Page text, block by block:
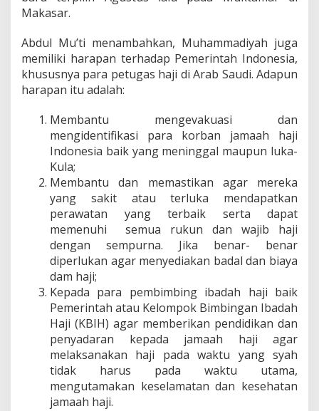
t
B
e
r
a
C
t
a
Makasar.
Abdul Mu’ti menambahkan, Muhammadiyah juga
memiliki harapan terhadap Pemerintah Indonesia,
khususnya para petugas haji di Arab Saudi. Adapun
harapan itu adalah:
Membantu mengevakuasi dan
mengidentifikasi para korban jamaah haji
Indonesia baik yang meninggal maupun luka-
Kula;
Membantu dan memastikan agar mereka
yang sakit atau terluka mendapatkan
perawatan yang terbaik serta dapat
memenuhi semua rukun dan wajib haji
dengan sempurna. Jika benar- benar
diperlukan agar menyediakan badal dan biaya
dam haji;
Kepada para pembimbing ibadah haji baik
Pemerintah atau Kelompok Bimbingan Ibadah
Haji (KBIH) agar memberikan pendidikan dan
penyadaran kepada jamaah haji agar
melaksanakan haji pada waktu yang syah
tidak harus pada waktu utama,
mengutamakan keselamatan dan kesehatan
jamaah haji.